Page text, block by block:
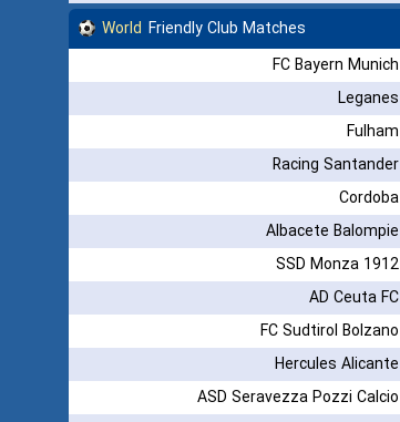
World Friendly Club Matches
FC Bayern Munich
Leganes
Fulham
Racing Santander
Cordoba
Albacete Balompie
SSD Monza 1912
AD Ceuta FC
FC Sudtirol Bolzano
Hercules Alicante
ASD Seravezza Pozzi Calcio